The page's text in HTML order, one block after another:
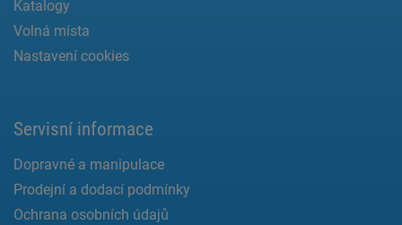
Katalogy
Volná místa
Nastavení cookies
Servisní informace
Dopravné a manipulace
Prodejní a dodací podmínky
Ochrana osobních údajů